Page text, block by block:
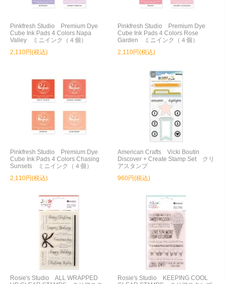
Pinkfresh Studio Premium Dye
Cube Ink Pads 4 Colors Napa
Valley ミニインク（４個）
2,110円(税込)
Pinkfresh Studio Premium Dye
Cube Ink Pads 4 Colors Rose
Garden ミニインク（４個）
2,110円(税込)
Pinkfresh Studio Premium Dye
Cube Ink Pads 4 Colors Chasing
Sunsets ミニインク（４個）
2,110円(税込)
American Crafts Vicki Boutin
Discover + Create Stamp Set クリ
アスタンプ
960円(税込)
Rosie's Studio ALL WRAPPED
Rosie's Studio KEEPING COOL